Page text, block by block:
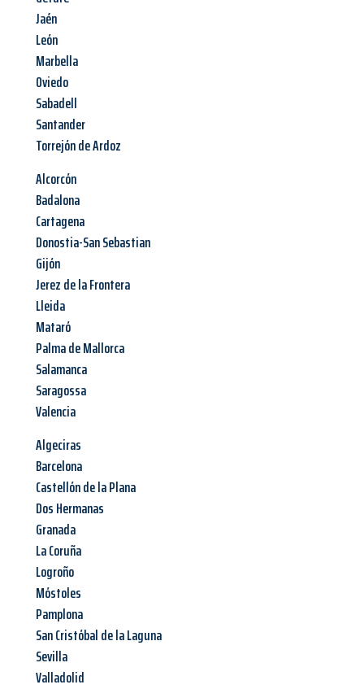
Jaén
León
Marbella
Oviedo
Sabadell
Santander
Torrejón de Ardoz
Alcorcón
Badalona
Cartagena
Donostia-San Sebastian
Gijón
Jerez de la Frontera
Lleida
Mataró
Palma de Mallorca
Salamanca
Saragossa
Valencia
Algeciras
Barcelona
Castellón de la Plana
Dos Hermanas
Granada
La Coruña
Logroño
Móstoles
Pamplona
San Cristóbal de la Laguna
Sevilla
Valladolid